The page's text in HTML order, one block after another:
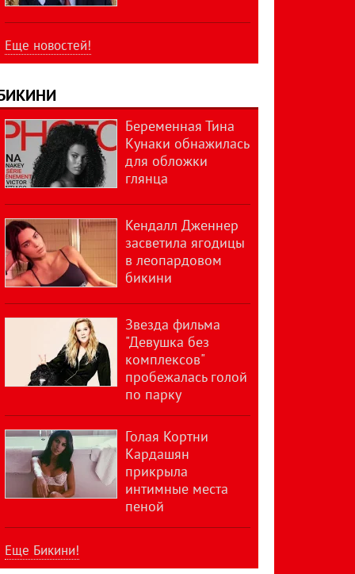
Еще новостей!
Беременная Тина
Кунаки обнажилась
для обложки
глянца
Кендалл Дженнер
засветила ягодицы
в леопардовом
бикини
Звезда фильма
"Девушка без
комплексов"
пробежалась голой
по парку
Голая Кортни
Кардашян
прикрыла
интимные места
пеной
Еще Бикини!